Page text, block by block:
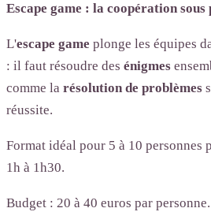
Escape game : la coopération sous
L'escape game plonge les équipes
: il faut résoudre des énigmes
comme la résolution de problèmes
réussite.
Format idéal pour 5 à 10 personnes
1h à 1h30.
Budget : 20 à 40 euros par personne.